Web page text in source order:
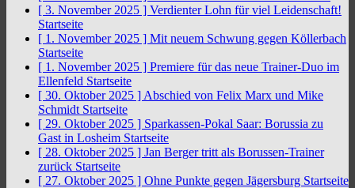
[ 3. November 2025 ] Verdienter Lohn für viel Leidenschaft!
Startseite
[ 1. November 2025 ] Mit neuem Schwung gegen Köllerbach
Startseite
[ 1. November 2025 ] Premiere für das neue Trainer-Duo im
Ellenfeld Startseite
[ 30. Oktober 2025 ] Abschied von Felix Marx und Mike
Schmidt Startseite
[ 29. Oktober 2025 ] Sparkassen-Pokal Saar: Borussia zu
Gast in Losheim Startseite
[ 28. Oktober 2025 ] Jan Berger tritt als Borussen-Trainer
zurück Startseite
[ 27. Oktober 2025 ] Ohne Punkte gegen Jägersburg Startseite